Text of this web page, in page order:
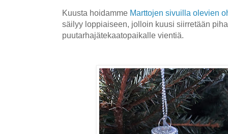
Kuusta hoidamme Marttojen sivuilla olevien
säilyy loppiaiseen, jolloin kuusi siirretään
puutarhajätekaatopaikalle vientiä.